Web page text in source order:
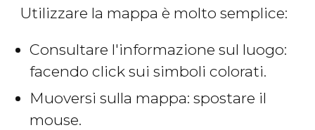
Utilizzare la mappa è molto semplice:
Consultare l'informazione sul luogo:
facendo click sui simboli colorati.
Muoversi sulla mappa: spostare il
mouse.